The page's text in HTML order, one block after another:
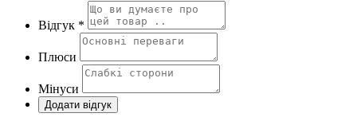
Відгук *
Плюси
Мінуси